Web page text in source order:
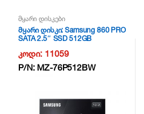
მყარი დისკები
მყარი დისკი: Samsung 860 PRO
SATA 2.5″ SSD 512GB
კოდი: 11059
P/N: MZ-76P512BW